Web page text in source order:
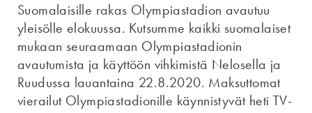
Suomalaisille rakas Olympiastadion avautuu
yleisölle elokuussa. Kutsumme kaikki suomalaiset
mukaan seuraamaan Olympiastadionin
avautumista ja käyttöön vihkimistä Nelosella ja
Ruudussa lauantaina 22.8.2020. Maksuttomat
vierailut Olympiastadionille käynnistyvät heti TV-